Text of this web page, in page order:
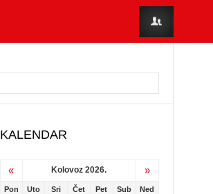
KALENDAR
« Kolovoz 2026. »
Pon Uto Sri Čet Pet Sub Ned